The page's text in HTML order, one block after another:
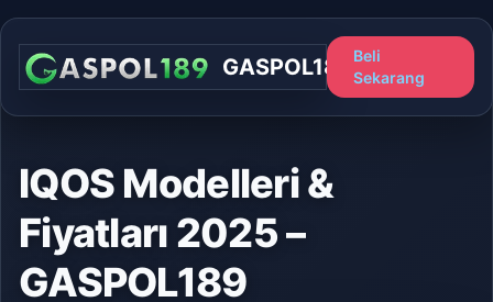
GASPOL189
Beli
Sekarang
IQOS Modelleri &
Fiyatları 2025 –
GASPOL189